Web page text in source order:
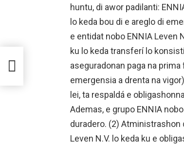
huntu, di awor padilanti:
lo keda bou di e areglo di
e entidat nobo ENNIA Leven
ku lo keda transferí lo
aseguradonan paga na
emergensia a drenta na
lei, ta respaldá e
Ademas, e grupo ENNIA
duradero. (2) Atministrashon
Leven N.V. lo keda ku e